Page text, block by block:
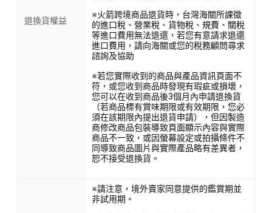
退換貨權益
※火箭跨境商品退貨時，台灣海關所課徵
的進口稅、營業稅、貨物稅、規費、關稅
等進口費用無法退還，若您有意請求退還
進口費用，請向海關或您的稅務顧問尋求
諮詢及協助
※若您實際收到的商品與產品資訊頁面不
符，或您收到商品時發現有瑕疵或損壞，
您可以在收到商品後3個月內申請退換貨
（若商品標有賞味期限或有效期限，您必
須在該期限內提出退貨申請），但因製造
商修改商品包裝導致頁面顯示內容與實際
商品不一致，或因螢幕設定或拍攝條件不
同導致商品圖片與實際產品略有差異者，
恕不接受退換貨。
※請注意，境外賣家同意提供的鑑賞期並
非試用期。